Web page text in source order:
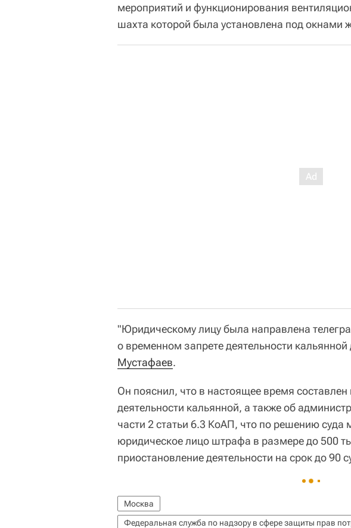
мероприятий и функционирования
шахта которой была установлена под окнами
"Юридическому лицу была направлена
о временном запрете деятельности
Мустафаев.
Он пояснил, что в настоящее время составлен
деятельности кальянной, а также об
части 2 статьи 6.3 КоАП, что по решению суда
юридическое лицо штрафа в размере до 500
приостановление деятельности на срок до 90
Москва